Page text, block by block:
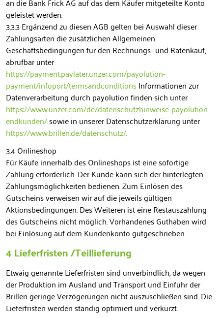
geleistet werden.
3.3.3 Ergänzend zu diesen AGB gelten bei Auswahl dieser
Zahlungsarten die zusätzlichen Allgemeinen
Geschäftsbedingungen für den Rechnungs- und Ratenkauf,
abrufbar unter
https://payment.paylater.unzer.com/payolution-
payment/infoport/termsandconditionsInformationen zur
Datenverarbeitung durch payolution finden sich unter
https://www.unzer.com/de/datenschutzhinweise-payolution-
endkunden/sowie in unserer Datenschutzerklärung unter
https://www.brillen.de/datenschutz/.
3.4 Onlineshop
Für Käufe innerhalb des Onlineshops ist eine sofortige
Zahlung erforderlich. Der Kunde kann sich der hinterlegten
Zahlungsmöglichkeiten bedienen. Zum Einlösen des
Gutscheins verweisen wir auf die jeweils gültigen
Aktionsbedingungen. Des Weiteren ist eine Restauszahlung
des Gutscheins nicht möglich. Vorhandenes Guthaben wird
bei Einlösung auf dem Kundenkonto gutgeschrieben.
4 Lieferfristen /Teillieferung
Etwaig genannte Lieferfristen sind unverbindlich, da wegen
der Produktion im Ausland und Transport und Einfuhr der
Brillen geringe Verzögerungen nicht auszuschließen sind. Die
Lieferfristen werden ständig optimiert und verkürzt.